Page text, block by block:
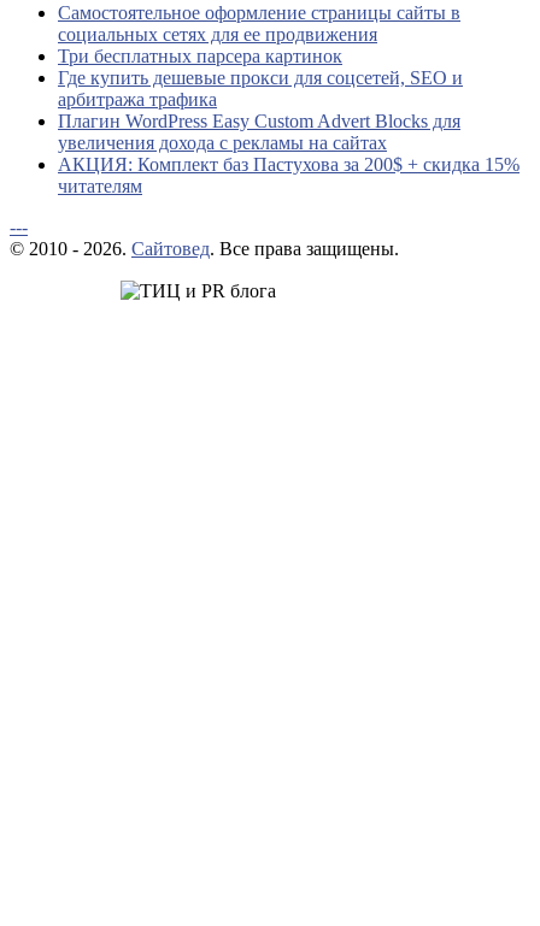
Самостоятельное оформление страницы сайты в
социальных сетях для ее продвижения
Три бесплатных парсера картинок
Где купить дешевые прокси для соцсетей, SEO и
арбитража трафика
Плагин WordPress Easy Custom Advert Blocks для
увеличения дохода с рекламы на сайтах
АКЦИЯ: Комплект баз Пастухова за 200$ + скидка 15%
читателям
---
© 2010 - 2026. Сайтовед. Все права защищены.